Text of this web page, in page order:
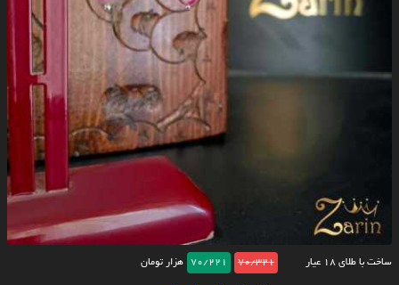
ساخت با طلای ۱۸ عیار 70/321
70/221 هزار تومان